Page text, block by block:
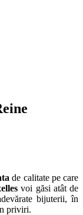
de calitate pe care
voi găsi atât de
bijuterii, în
priviri.